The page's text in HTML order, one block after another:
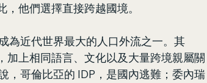
他們選擇直接跨越國境。
為近代世界最大的人口外流之一。其
加上相同語言、文化以及大量跨境親屬關
，哥倫比亞的 IDP，是國內逃難；委內瑞